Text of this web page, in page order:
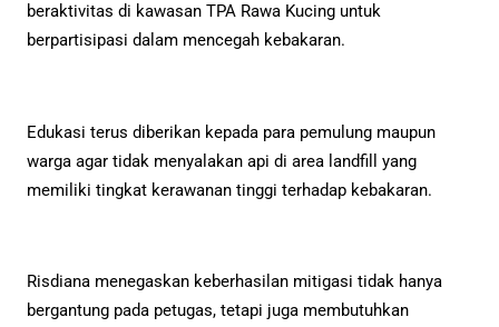
beraktivitas di kawasan TPA Rawa Kucing untuk
berpartisipasi dalam mencegah kebakaran.
Edukasi terus diberikan kepada para pemulung maupun
warga agar tidak menyalakan api di area landfill yang
memiliki tingkat kerawanan tinggi terhadap kebakaran.
Risdiana menegaskan keberhasilan mitigasi tidak hanya
bergantung pada petugas, tetapi juga membutuhkan